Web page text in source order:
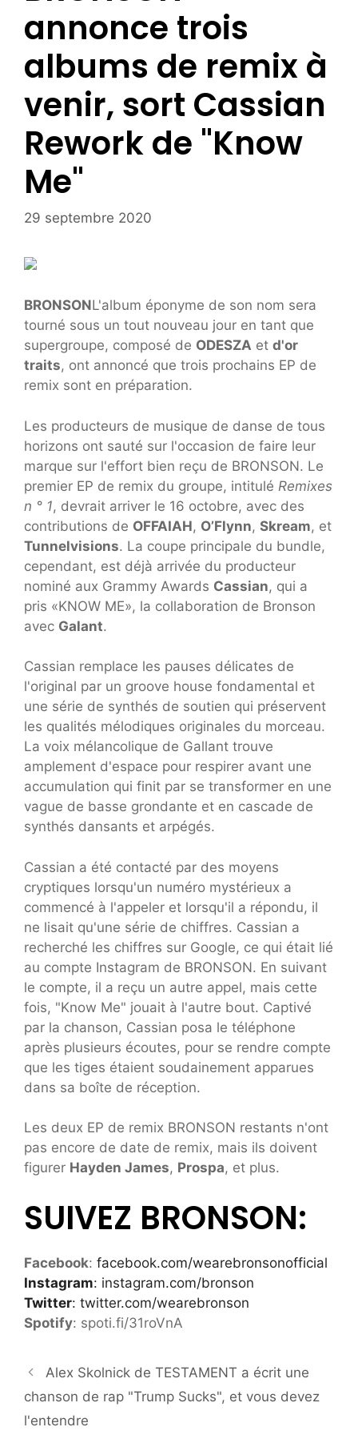
annonce trois
albums de remix à
venir, sort Cassian
Rework de "Know
Me"
29 septembre 2020
BRONSONL'album éponyme de son nom sera
tourné sous un tout nouveau jour en tant que
supergroupe, composé de ODESZA et d'or
traits, ont annoncé que trois prochains EP de
remix sont en préparation.
Les producteurs de musique de danse de tous
horizons ont sauté sur l'occasion de faire leur
marque sur l'effort bien reçu de BRONSON. Le
premier EP de remix du groupe, intitulé Remixes
n ° 1, devrait arriver le 16 octobre, avec des
contributions de OFFAIAH, O’Flynn, Skream, et
Tunnelvisions. La coupe principale du bundle,
cependant, est déjà arrivée du producteur
nominé aux Grammy Awards Cassian, qui a
pris «KNOW ME», la collaboration de Bronson
avec Galant.
Cassian remplace les pauses délicates de
l'original par un groove house fondamental et
une série de synthés de soutien qui préservent
les qualités mélodiques originales du morceau.
La voix mélancolique de Gallant trouve
amplement d'espace pour respirer avant une
accumulation qui finit par se transformer en une
vague de basse grondante et en cascade de
synthés dansants et arpégés.
Cassian a été contacté par des moyens
cryptiques lorsqu'un numéro mystérieux a
commencé à l'appeler et lorsqu'il a répondu, il
ne lisait qu'une série de chiffres. Cassian a
recherché les chiffres sur Google, ce qui était lié
au compte Instagram de BRONSON. En suivant
le compte, il a reçu un autre appel, mais cette
fois, "Know Me" jouait à l'autre bout. Captivé
par la chanson, Cassian posa le téléphone
après plusieurs écoutes, pour se rendre compte
que les tiges étaient soudainement apparues
dans sa boîte de réception.
Les deux EP de remix BRONSON restants n'ont
pas encore de date de remix, mais ils doivent
figurer Hayden James, Prospa, et plus.
SUIVEZ BRONSON:
Facebook: facebook.com/wearebronsonofficial
Instagram: instagram.com/bronson
Twitter: twitter.com/wearebronson
Spotify: spoti.fi/31roVnA
Alex Skolnick de TESTAMENT a écrit une
chanson de rap "Trump Sucks", et vous devez
l'entendre